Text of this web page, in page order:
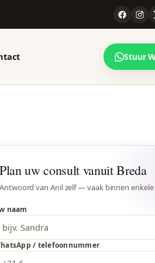
gesprek
—
→
werkt voor heel
Bekijk de
lijst.
Stuur
Plan uw consult vanuit Breda
Antwoord van Anil zelf — vaak binnen
naam
/ telefoonnummer